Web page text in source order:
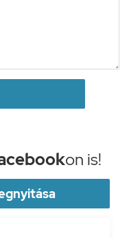
on is!